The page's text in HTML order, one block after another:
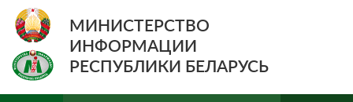
МИНИСТЕРСТВО
ИНФОРМАЦИИ
РЕСПУБЛИКИ БЕЛАРУСЬ